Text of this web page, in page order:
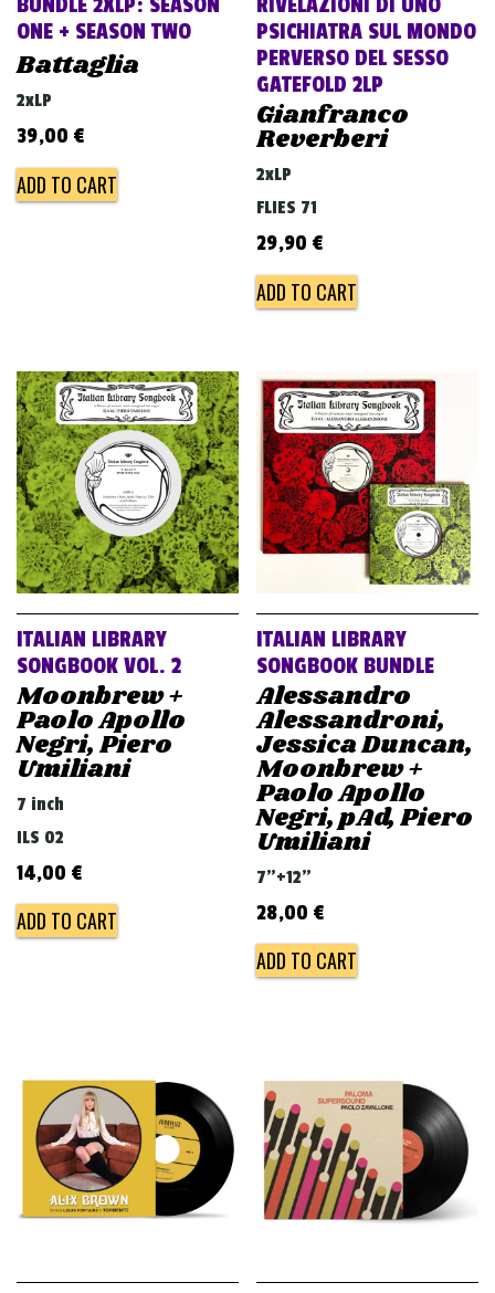
BUNDLE 2XLP: SEASON
ONE + SEASON TWO
Battaglia
2xLP
39,00 €
ADD TO CART
RIVELAZIONI DI UNO
PSICHIATRA SUL MONDO
PERVERSO DEL SESSO
GATEFOLD 2LP
Gianfranco
Reverberi
2xLP
FLIES 71
29,90 €
ADD TO CART
ITALIAN LIBRARY
SONGBOOK VOL. 2
Moonbrew +
Paolo Apollo
Negri, Piero
Umiliani
7 inch
ILS 02
14,00 €
ADD TO CART
ITALIAN LIBRARY
SONGBOOK BUNDLE
Alessandro
Alessandroni,
Jessica Duncan,
Moonbrew +
Paolo Apollo
Negri, pAd, Piero
Umiliani
7"+12"
28,00 €
ADD TO CART